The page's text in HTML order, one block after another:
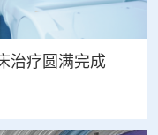
治疗圆满完成